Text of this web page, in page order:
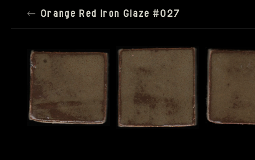
← Orange Red Iron Glaze #027
SATURATION
SETTINGS
RESET ALL